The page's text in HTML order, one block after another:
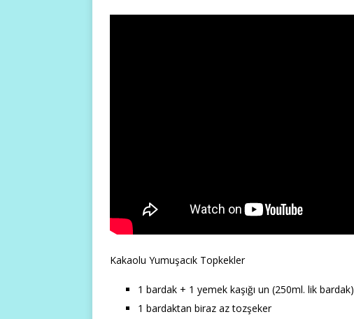
Kakaolu Yumuşacık Topkekler
1 bardak + 1 yemek kaşığı un (250ml. lik bardak)
1 bardaktan biraz az tozşeker